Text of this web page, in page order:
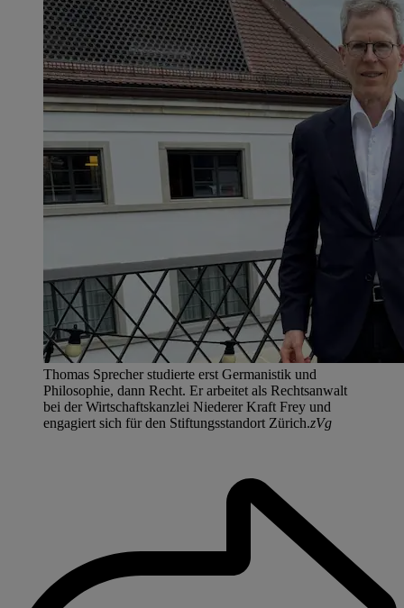
Thomas Sprecher studierte erst Germanistik und
Philosophie, dann Recht. Er arbeitet als Rechtsanwalt
bei der Wirtschaftskanzlei Niederer Kraft Frey und
engagiert sich für den Stiftungsstandort Zürich.zVg